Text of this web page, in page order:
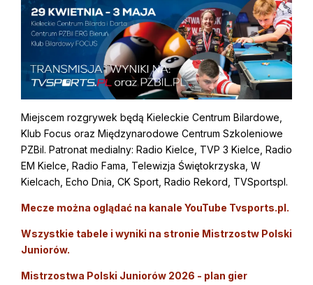
Miejscem rozgrywek będą Kieleckie Centrum Bilardowe,
Klub Focus oraz Międzynarodowe Centrum Szkoleniowe
PZBil. Patronat medialny: Radio Kielce, TVP 3 Kielce, Radio
EM Kielce, Radio Fama, Telewizja Świętokrzyska, W
Kielcach, Echo Dnia, CK Sport, Radio Rekord, TVSportspl.
Mecze można oglądać na kanale YouTube Tvsports.pl.
Wszystkie tabele i wyniki na stronie Mistrzostw Polski
Juniorów.
Mistrzostwa Polski Juniorów 2026 - plan gier